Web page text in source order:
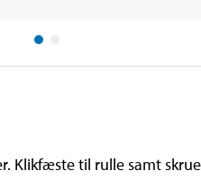
Klikfæste til rulle samt